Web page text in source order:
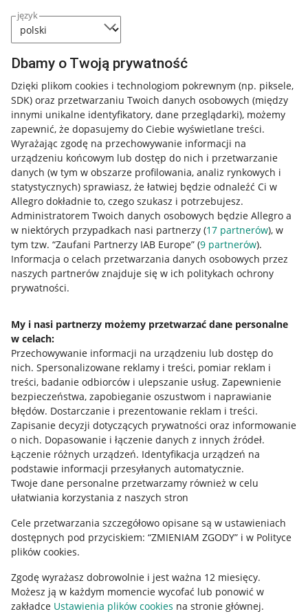
język
Dbamy o Twoją prywatność
Dzięki plikom cookies i technologiom pokrewnym (np. piksele,
SDK) oraz przetwarzaniu Twoich danych osobowych (między
innymi unikalne identyfikatory, dane przeglądarki), możemy
zapewnić, że dopasujemy do Ciebie wyświetlane treści.
Wyrażając zgodę na przechowywanie informacji na
urządzeniu końcowym lub dostęp do nich i przetwarzanie
danych (w tym w obszarze profilowania, analiz rynkowych i
statystycznych) sprawiasz, że łatwiej będzie odnaleźć Ci w
Allegro dokładnie to, czego szukasz i potrzebujesz.
Administratorem Twoich danych osobowych będzie Allegro a
w niektórych przypadkach nasi partnerzy (17 partnerów), w
tym tzw. “Zaufani Partnerzy IAB Europe” (9 partnerów).
Informacja o celach przetwarzania danych osobowych przez
naszych partnerów znajduje się w ich politykach ochrony
prywatności.
My i nasi partnerzy możemy przetwarzać dane personalne
w celach:
Przechowywanie informacji na urządzeniu lub dostęp do
nich. Spersonalizowane reklamy i treści, pomiar reklam i
treści, badanie odbiorców i ulepszanie usług. Zapewnienie
bezpieczeństwa, zapobieganie oszustwom i naprawianie
błędów. Dostarczanie i prezentowanie reklam i treści.
Zapisanie decyzji dotyczących prywatności oraz informowanie
o nich. Dopasowanie i łączenie danych z innych źródeł.
Łączenie różnych urządzeń. Identyfikacja urządzeń na
podstawie informacji przesyłanych automatycznie.
Twoje dane personalne przetwarzamy również w celu
ułatwiania korzystania z naszych stron
Cele przetwarzania szczegółowo opisane są w ustawieniach
dostępnych pod przyciskiem: “ZMIENIAM ZGODY” i w Polityce
plików cookies.
Zgodę wyrażasz dobrowolnie i jest ważna 12 miesięcy.
Możesz ją w każdym momencie wycofać lub ponowić w
zakładce Ustawienia plików cookies na stronie głównej.
Przydatne informacje
Jak to działa
Allegro Gadane dla sprzedających
Allegro Gadane dla kupujących
Mapa miejscowości
Informacje prawne
Regulamin
Polityka plików "cookies"
Ustawienia plików "cookies"
Udostępnianie lokalizacji
Informacje dla Aktu o Usługach Cyfrowych
Pobierz aplikację